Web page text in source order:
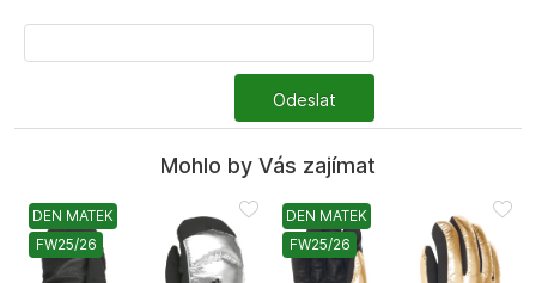
Odeslat
Mohlo by Vás zajímat
DEN MATEK
FW25/26
DEN MATEK
FW25/26